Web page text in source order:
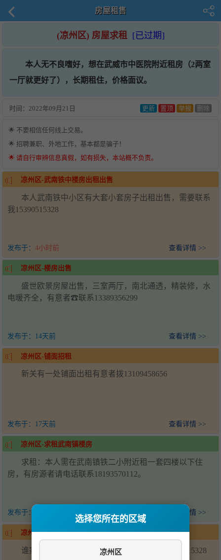
选择您所在的区域
凉州区
房屋租售
(凉州区) 房屋求租 [已过期]
本人无不良嗜好，想在武威市中医院附近租房（2两室
一厅就更好了），长期租住，价格面议。
时间： 2022年09月21日 更新 置顶 举报 删除
🌟 不要相信任何线上交易。
🌟 招聘兼职、外地工作，基本都是骗子！
🌟 请自行审辨信息真假，如有损失，本站概不负责。
凉州区-武南铁中楼房出租出售
本人武南铁中小区有大套小套房子出租出售，需要联系
我15390515328
发布于： 4小时前 查看详情 >>
凉州区-楼房出售
盛世欧景房屋出售，三室两厅，南北通透，精装修，水
电暖齐全，有意者☎联系13389356299
发布于： 14天前 查看详情 >>
凉州区-铺面招租
新关有一处铺面出租有意者拨13109458656
发布于： 17天前 查看详情 >>
凉州区-求租武南镇楼房
求租：本人需在武南镇铁二小附近租一套四楼以下住
房，有房源者请电话联系18193570112。
发布于： 查看详情 >>
凉州区-求购武南镇楼房
谁家有武南镇出售的一二楼，可以联系我15390515328